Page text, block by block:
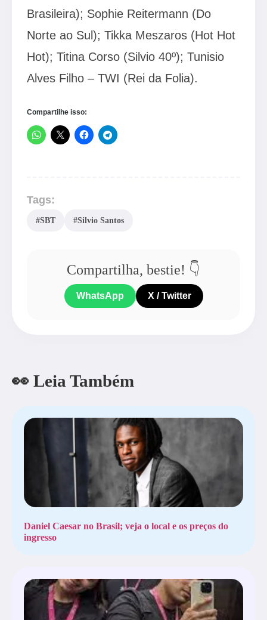
Brasileira); Sophie Reitermann (Do
Norte ao Sul); Tikka Meszaros (Hot Hot
Hot); Titina Corso (Silvio 40º); Tunisio
Alves Filho – TWI (Rei da Folia).
Compartilhe isso:
Tags:
#SBT #Silvio Santos
Compartilha, bestie! 👇
WhatsApp X / Twitter
👀 Leia Também
Daniel Caesar no Brasil; veja o local e os preços do
ingresso